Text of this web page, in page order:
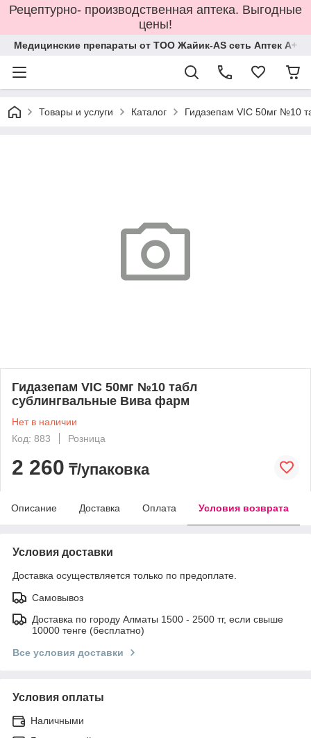
Рецептурно- производственная аптека. Выгодные
цены!
Медицинские препараты от ТОО Жайик-AS сеть Аптек А+
Товары и услуги Каталог Гидазепам VIC 50мг №10
Гидазепам VIC 50мг №10 табл
сублингвальные Вива фарм
Нет в наличии
Код: 883
Розница
2 260 ₸/упаковка
Описание Доставка Оплата Условия возврата
Условия доставки
Доставка осуществляется только по предоплате.
Самовывоз
Доставка по городу Алматы 1500 - 2500 тг, если свыше
10000 тенге (бесплатно)
Все условия доставки
Условия оплаты
Наличными